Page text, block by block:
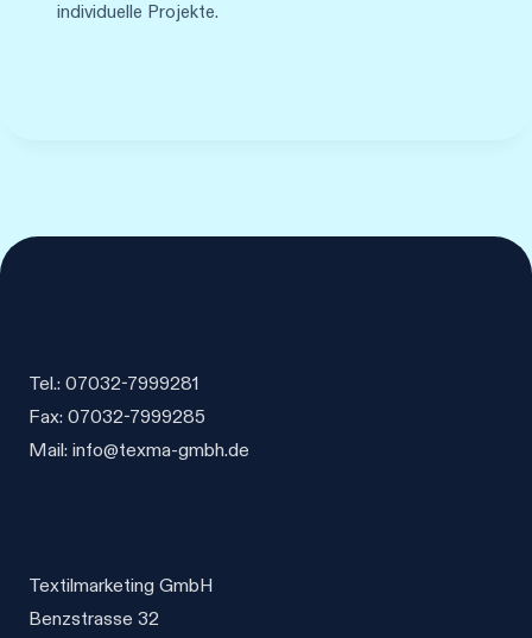
individuelle Projekte.
Tel.: 07032-7999281
Fax: 07032-7999285
Mail: info@texma-gmbh.de
Textilmarketing GmbH
Benzstrasse 32